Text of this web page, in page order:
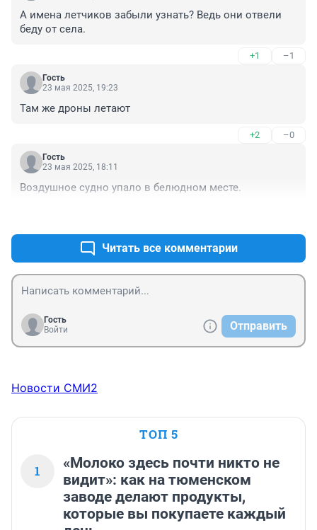
А имена летчиков забыли узнать? Ведь они отвели
беду от села.
+1 –1
Гость
23 мая 2025, 19:23
Там же дроны летают
+2 –0
Гость
23 мая 2025, 18:11
Воздушное судно упало в белюдном месте.
Читать все комментарии
Гость
Войти
Отправить
Новости СМИ2
ТОП 5
1
«Молоко здесь почти никто не
видит»: как на тюменском
заводе делают продукты,
которые вы покупаете каждый